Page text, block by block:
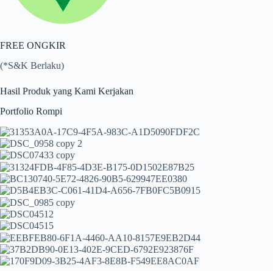
FREE ONGKIR
(*S&K Berlaku)
Hasil Produk yang Kami Kerjakan
Portfolio Rompi